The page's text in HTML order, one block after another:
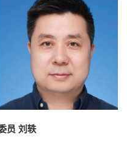
员 刘轶